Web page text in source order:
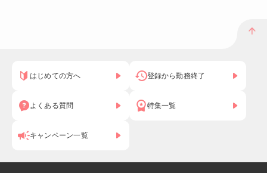
はじめての方へ 登録から勤務終了
よくある質問 特集一覧
キャンペーン一覧